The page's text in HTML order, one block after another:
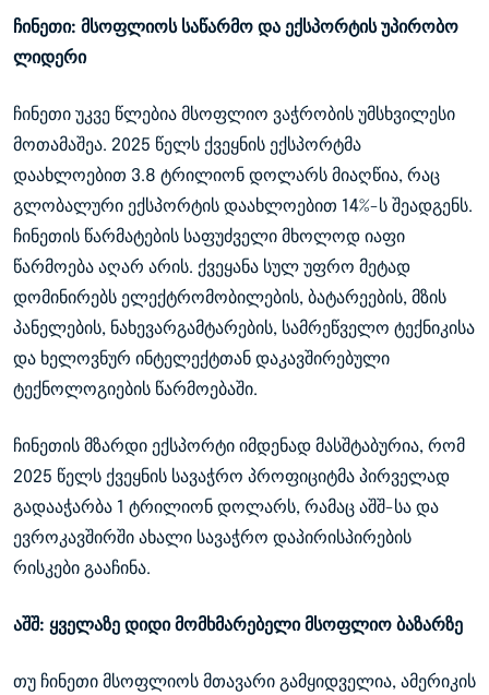
ჩინეთი: მსოფლიოს საწარმო და ექსპორტის უპირობო
ლიდერი
ჩინეთი უკვე წლებია მსოფლიო ვაჭრობის უმსხვილესი
მოთამაშეა. 2025 წელს ქვეყნის ექსპორტმა
დაახლოებით 3.8 ტრილიონ დოლარს მიაღწია, რაც
გლობალური ექსპორტის დაახლოებით 14%-ს შეადგენს.
ჩინეთის წარმატების საფუძველი მხოლოდ იაფი
წარმოება აღარ არის. ქვეყანა სულ უფრო მეტად
დომინირებს ელექტრომობილების, ბატარეების, მზის
პანელების, ნახევარგამტარების, სამრეწველო ტექნიკისა
და ხელოვნურ ინტელექტთან დაკავშირებული
ტექნოლოგიების წარმოებაში.
ჩინეთის მზარდი ექსპორტი იმდენად მასშტაბურია, რომ
2025 წელს ქვეყნის სავაჭრო პროფიციტმა პირველად
გადააჭარბა 1 ტრილიონ დოლარს, რამაც აშშ-სა და
ევროკავშირში ახალი სავაჭრო დაპირისპირების
რისკები გააჩინა.
აშშ: ყველაზე დიდი მომხმარებელი მსოფლიო ბაზარზე
თუ ჩინეთი მსოფლიოს მთავარი გამყიდველია, ამერიკის